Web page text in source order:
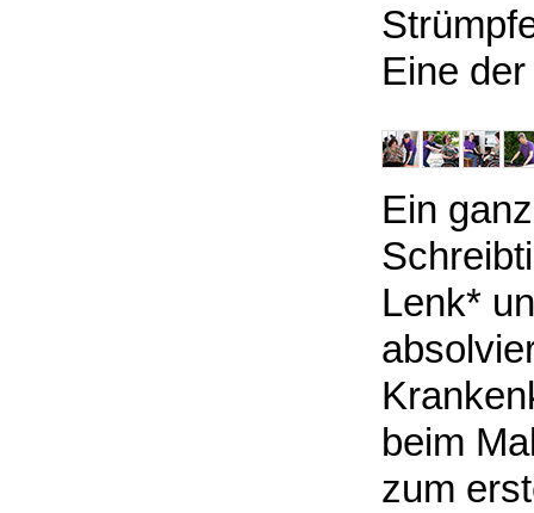
Eine
Ein
Lenk*
beim
zum